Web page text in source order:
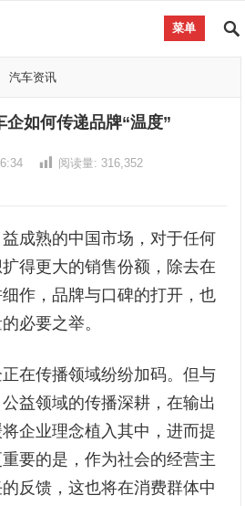
菜单
汽车资讯
如何传递品牌“温度”
阅读量: 316,352
成熟的中国市场，对于任何
得更大的销售份额，除去在
作，品牌与口碑的打开，也
必要之举。
在传播领域纷纷加码。但与
益领域的传播深耕，在输出
企业理念植入其中，进而提
要的是，作为社会的经营主
反馈，这也将在消费群体中